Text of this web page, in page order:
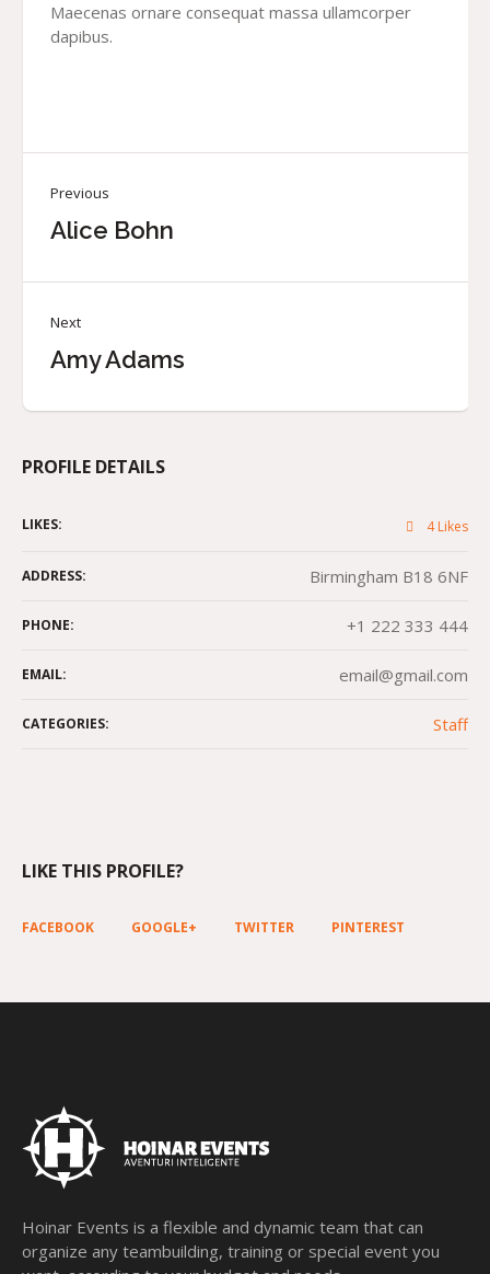
Maecenas ornare consequat massa ullamcorper
dapibus.
Previous
Alice Bohn
Next
Amy Adams
PROFILE DETAILS
LIKES: 4Likes
ADDRESS: Birmingham B18 6NF
PHONE: +1 222 333 444
EMAIL: email@gmail.com
CATEGORIES: Staff
LIKE THIS PROFILE?
FACEBOOK GOOGLE+ TWITTER PINTEREST
Hoinar Events is a flexible and dynamic team that can
organize any teambuilding, training or special event you